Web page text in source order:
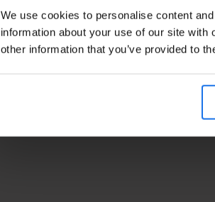
We use cookies to personalise content
information about your use of our site
other information that you’ve provided to